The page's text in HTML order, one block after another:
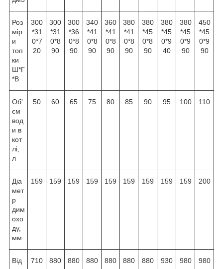
Роз
мір
и
топ
ки
Ш*Г
*В
300
*31
0*7
20
300
*31
0*8
90
300
*36
0*8
90
340
*41
0*8
90
360
*41
0*8
90
380
*41
0*8
90
380
*45
0*8
90
380
*45
0*9
40
380
*45
0*9
90
450
*45
0*9
90
Об'
єм
вод
и в
кот
лі,
л
50 60 65 75 80 85 90 95 100 110
Діа
мет
р
дим
охо
ду,
мм
159 159 159 159 159 159 159 159 159 200
Від
710 880 880 880 880 880 880 930 980 980